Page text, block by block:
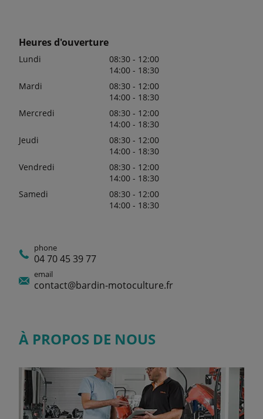
Heures d'ouverture
Lundi
08:30 - 12:00
14:00 - 18:30
Mardi
08:30 - 12:00
14:00 - 18:30
Mercredi
08:30 - 12:00
14:00 - 18:30
Jeudi
08:30 - 12:00
14:00 - 18:30
Vendredi
08:30 - 12:00
14:00 - 18:30
Samedi
08:30 - 12:00
14:00 - 18:30
phone
04 70 45 39 77
email
contact@bardin-motoculture.fr
À PROPOS DE NOUS